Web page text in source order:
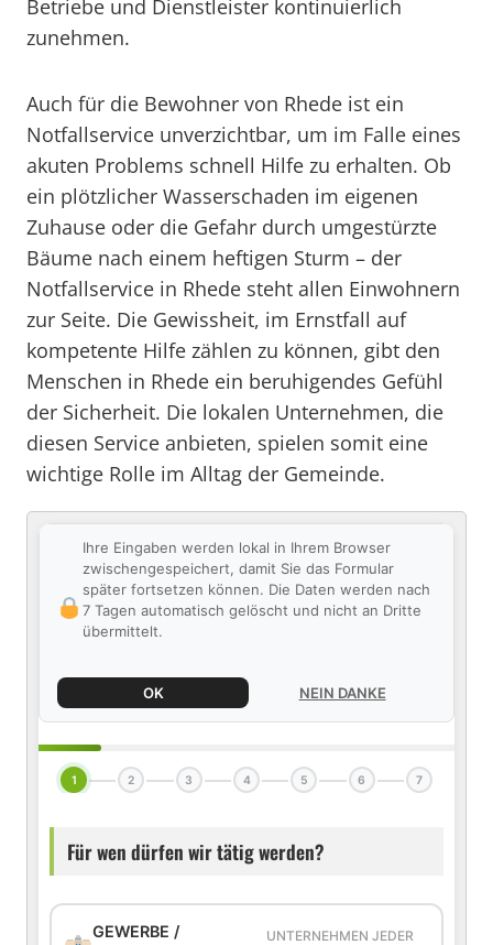
Betriebe und Dienstleister kontinuierlich
zunehmen.
Auch für die Bewohner von Rhede ist ein
Notfallservice unverzichtbar, um im Falle eines
akuten Problems schnell Hilfe zu erhalten. Ob
ein plötzlicher Wasserschaden im eigenen
Zuhause oder die Gefahr durch umgestürzte
Bäume nach einem heftigen Sturm – der
Notfallservice in Rhede steht allen Einwohnern
zur Seite. Die Gewissheit, im Ernstfall auf
kompetente Hilfe zählen zu können, gibt den
Menschen in Rhede ein beruhigendes Gefühl
der Sicherheit. Die lokalen Unternehmen, die
diesen Service anbieten, spielen somit eine
wichtige Rolle im Alltag der Gemeinde.
Ihre Eingaben werden lokal in Ihrem Browser
zwischengespeichert, damit Sie das Formular
später fortsetzen können. Die Daten werden nach
7 Tagen automatisch gelöscht und nicht an Dritte
übermittelt.
OK NEIN DANKE
1 2 3 4 5 6 7
Für wen dürfen wir tätig werden?
GEWERBE /
UNTERNEHMEN JEDER